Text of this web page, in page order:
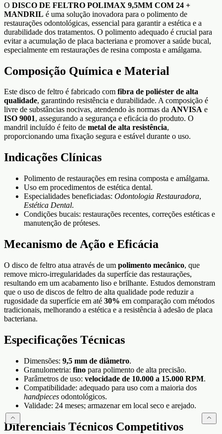
O DISCO DE FELTRO POLIMAX 9,5MM COM 24 +
MANDRIL é uma solução inovadora para o polimento de
restaurações odontológicas, essencial para garantir a estética e a
durabilidade dos tratamentos. O polimento adequado é crucial para
evitar a acumulação de placa bacteriana e promover a saúde bucal,
especialmente em restaurações de resina composta e amálgama.
Composição Química e Material
Este disco de feltro é fabricado com fibra de poliéster de alta
qualidade, garantindo resistência e durabilidade. A composição é
livre de substâncias nocivas, atendendo às normas da ANVISA e
ISO 9001, assegurando a segurança e eficácia do produto. O
mandril incluído é feito de metal de alta resistência,
proporcionando uma fixação segura e estável durante o uso.
Indicações Clínicas
Polimento de restaurações em resina composta e amálgama.
Uso em procedimentos de estética dental.
Especialidades beneficiadas: Odontologia Restauradora,
Estética Dental.
Condições bucais: restaurações recentes, correções estéticas e
manutenção de próteses.
Mecanismo de Ação e Eficácia
O disco de feltro atua através de um polimento mecânico, que
remove micro-irregularidades da superfície das restaurações,
resultando em um acabamento liso e brilhante. Estudos demonstram
que o uso de discos de feltro de alta qualidade pode reduzir a
rugosidade da superfície em até 30% em comparação com métodos
tradicionais, melhorando a estética e a resistência à adesão de placa
bacteriana.
Especificações Técnicas
Dimensões: 9,5 mm de diâmetro.
Granulometria: fino para polimento de alta precisão.
Parâmetros de uso: velocidade de 10.000 a 15.000 RPM.
Compatibilidade: adequado para uso com a maioria dos
handpieces odontológicos.
Validade: 24 meses; armazenar em local seco e arejado.
Diferenciais Técnicos Competitivos